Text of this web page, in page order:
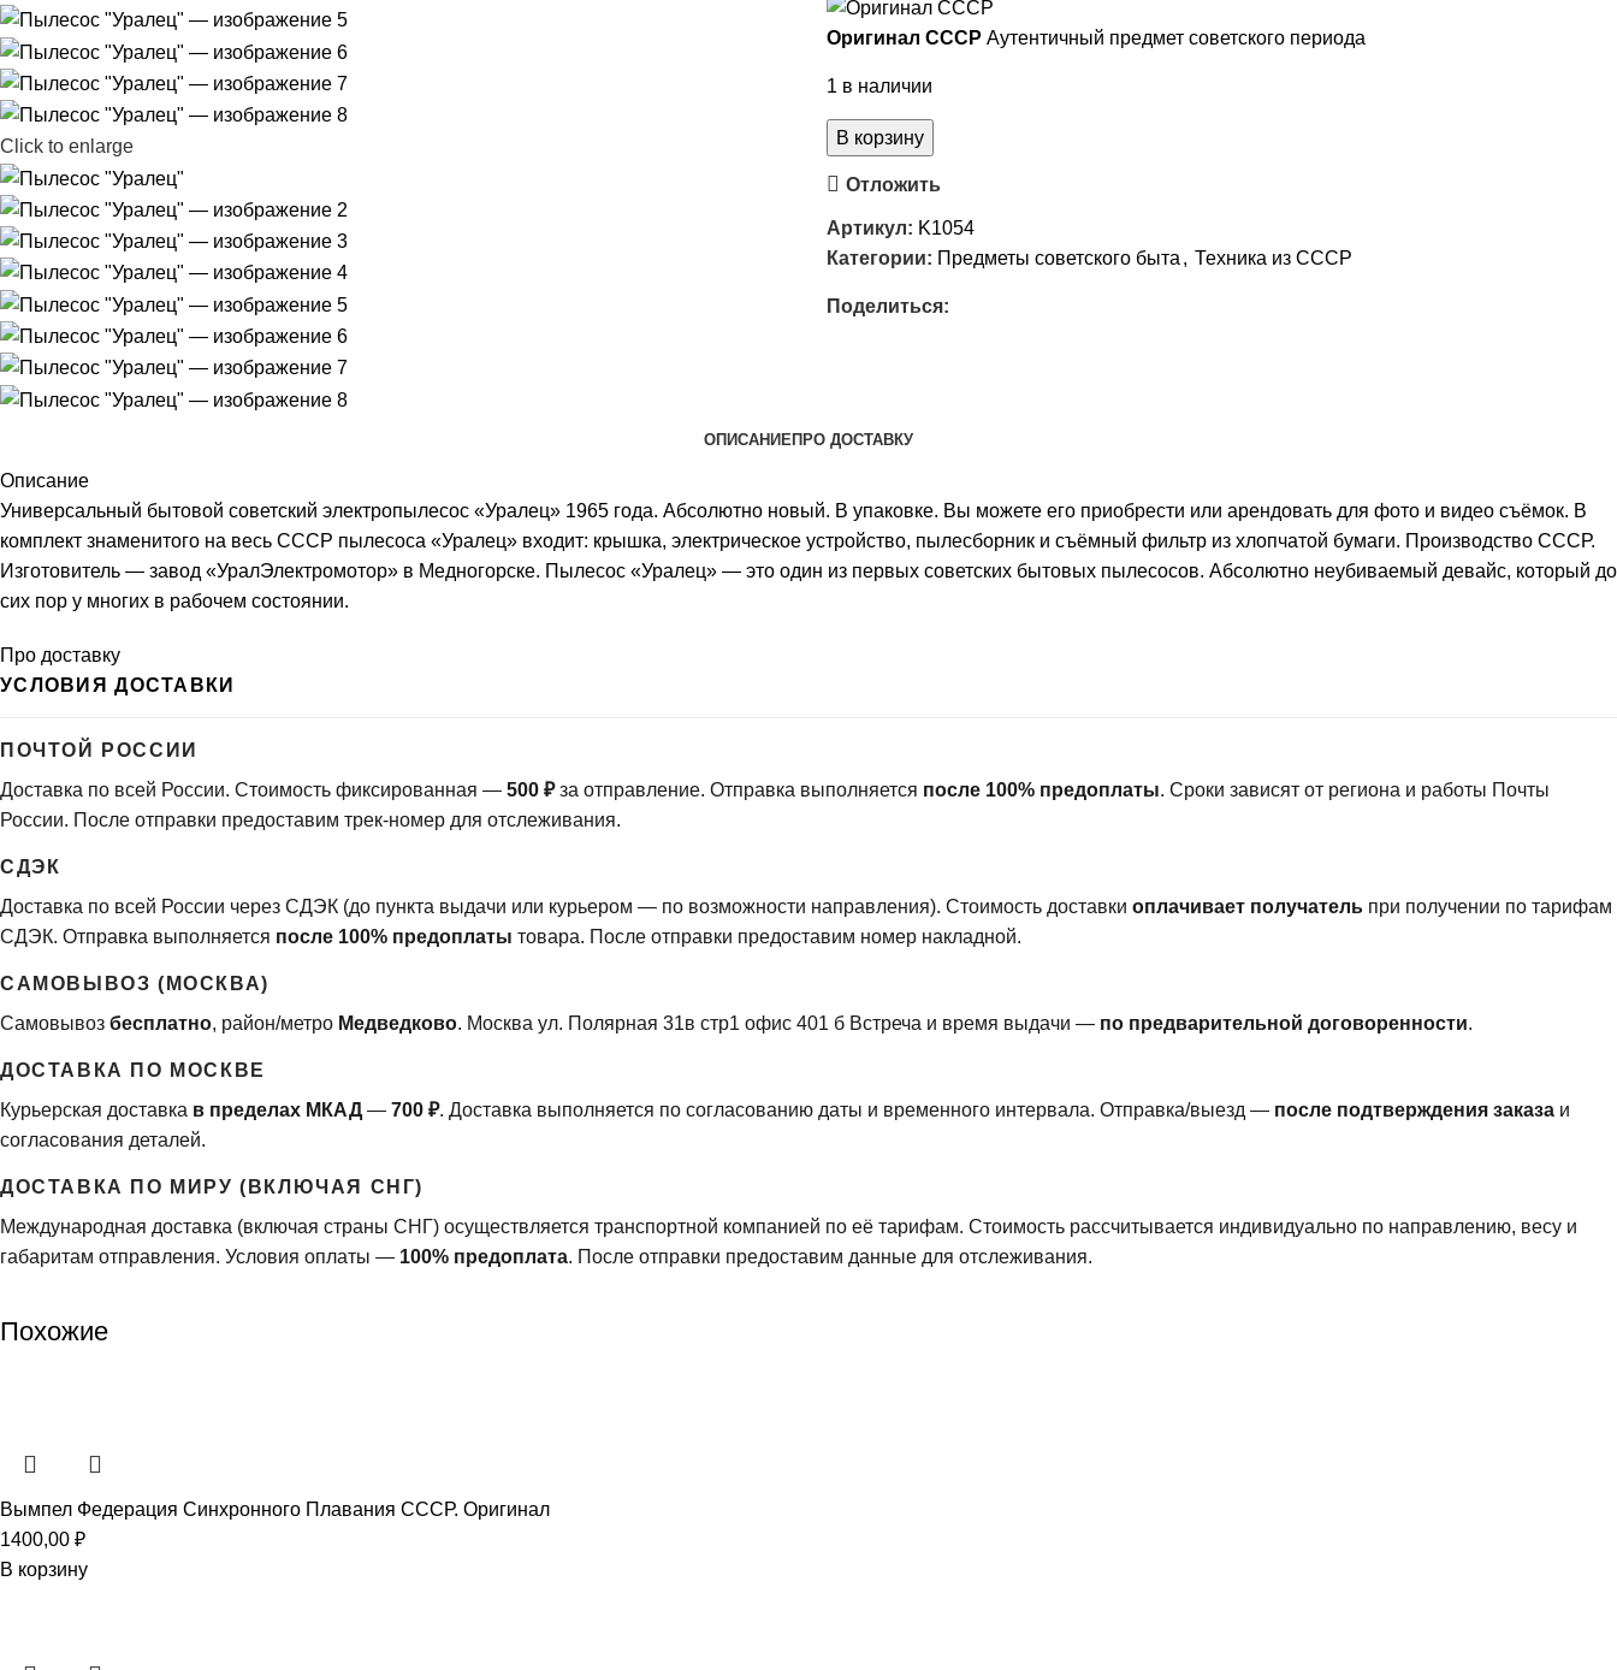
Click to enlarge
Оригинал СССР Аутентичный предмет советского периода
1 в наличии
В корзину
Отложить
Артикул: K1054
Категории: Предметы советского быта , Техника из СССР
Поделиться:
ОПИСАНИЕПРО ДОСТАВКУ
Описание
Универсальный бытовой советский электропылесос «Уралец» 1965 года. Абсолютно новый. В упаковке. Вы можете его приобрести или арендовать для фото и видео съёмок. В
комплект знаменитого на весь СССР пылесоса «Уралец» входит: крышка, электрическое устройство, пылесборник и съёмный фильтр из хлопчатой бумаги. Производство СССР.
Изготовитель — завод «УралЭлектромотор» в Медногорске. Пылесос «Уралец» — это один из первых советских бытовых пылесосов. Абсолютно неубиваемый девайс, который до
сих пор у многих в рабочем состоянии.
Про доставку
УСЛОВИЯ ДОСТАВКИ
ПОЧТОЙ РОССИИ
Доставка по всей России. Стоимость фиксированная — 500 ₽за отправление. Отправка выполняется после 100% предоплаты. Сроки зависят от региона и работы Почты
России. После отправки предоставим трек-номер для отслеживания.
СДЭК
Доставка по всей России через СДЭК (до пункта выдачи или курьером — по возможности направления). Стоимость доставки оплачивает получатель при получении по тарифам
СДЭК. Отправка выполняется после 100% предоплаты товара. После отправки предоставим номер накладной.
САМОВЫВОЗ (МОСКВА)
Самовывоз бесплатно, район/метро Медведково. Москва ул. Полярная 31в стр1 офис 401 б Встреча и время выдачи — по предварительной договоренности.
ДОСТАВКА ПО МОСКВЕ
Курьерская доставка в пределах МКАД — 700 ₽. Доставка выполняется по согласованию даты и временного интервала. Отправка/выезд — после подтверждения заказа и
согласования деталей.
ДОСТАВКА ПО МИРУ (ВКЛЮЧАЯ СНГ)
Международная доставка (включая страны СНГ) осуществляется транспортной компанией по её тарифам. Стоимость рассчитывается индивидуально по направлению, весу и
габаритам отправления. Условия оплаты — 100% предоплата. После отправки предоставим данные для отслеживания.
Похожие
Вымпел Федерация Синхронного Плавания СССР. Оригинал
1400,00 ₽
В корзину